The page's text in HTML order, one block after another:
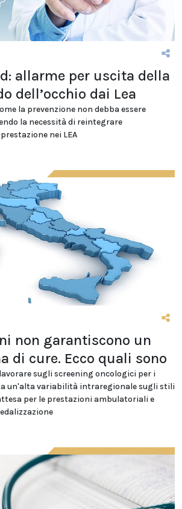
allarme per uscita della
dell’occhio dai Lea
la prevenzione non debba essere
la necessità di reintegrare
nei LEA
non garantiscono un
di cure. Ecco quali sono
sugli screening oncologici per i
un'alta variabilità intraregionale sugli stili
per le prestazioni ambulatoriali e